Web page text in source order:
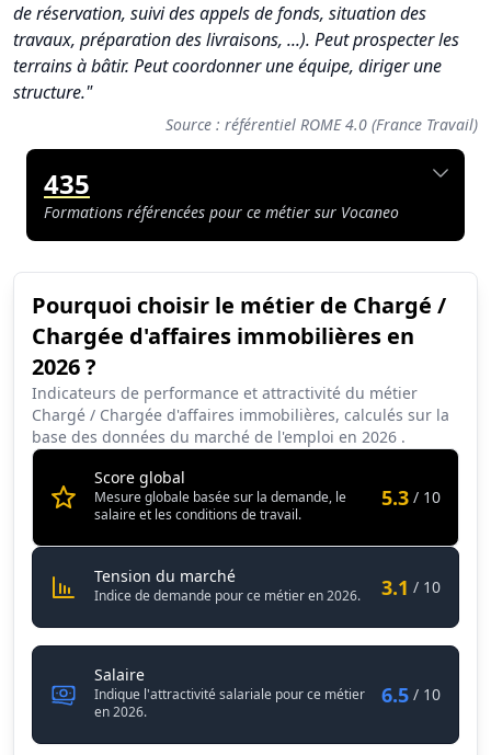
de réservation, suivi des appels de fonds, situation des
travaux, préparation des livraisons, ...). Peut prospecter les
terrains à bâtir. Peut coordonner une équipe, diriger une
structure."
Source : référentiel ROME 4.0 (France Travail)
435
Formations référencées pour ce métier sur Vocaneo
Pourquoi choisir le métier de Chargé /
Chargée d'affaires immobilières en
2026 ?
Indicateurs de performance et attractivité du métier
Chargé / Chargée d'affaires immobilières, calculés sur la
base des données du marché de l'emploi en 2026 .
Score global
Mesure globale basée sur la demande, le
salaire et les conditions de travail.
5.3 / 10
Synthèse des scores du métier Chargé / Chargée d'affaires
Indicateur
Score (sur 10)
Attractivité globale
5.3
Tension du marché
3.1
Salaire
Conditions de travail
Tension du marchéChargé / Chargée d'affaires
Indice de demande pour ce métier en 2026. 3.1 / 10
SalaireChargé / Chargée d'affaires immobilières
Indique l'attractivité salariale pour ce métier
en 2026.
6.5 / 10